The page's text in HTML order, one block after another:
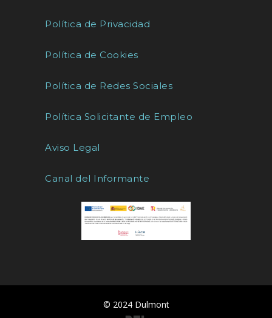
Política de Privacidad
Política de Cookies
Política de Redes Sociales
Política Solicitante de Empleo
Aviso Legal
Canal del Informante
© 2024 Dulmont